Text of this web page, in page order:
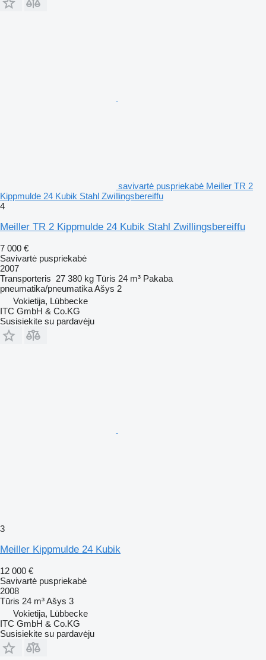
savivartė puspriekabė Meiller TR 2
Kippmulde 24 Kubik Stahl Zwillingsbereiffu
4
Meiller TR 2 Kippmulde 24 Kubik Stahl Zwillingsbereiffu
7 000 €
Savivartė puspriekabė
2007
Transporteris 27 380 kg Tūris 24 m³ Pakaba
pneumatika/pneumatikaAšys 2
Vokietija, Lübbecke
ITC GmbH & Co.KG
Susisiekite su pardavėju
3
Meiller Kippmulde 24 Kubik
12 000 €
Savivartė puspriekabė
2008
Tūris 24 m³Ašys 3
Vokietija, Lübbecke
ITC GmbH & Co.KG
Susisiekite su pardavėju